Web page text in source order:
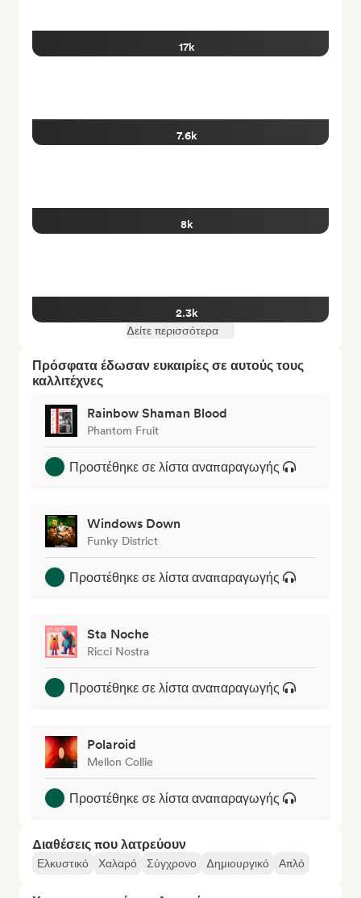
17k
7.6k
8k
2.3k
Δείτε περισσότερα
Πρόσφατα έδωσαν ευκαιρίες σε αυτούς τους
καλλιτέχνες
Rainbow Shaman Blood
Phantom Fruit
Προστέθηκε σε λίστα αναπαραγωγής
Windows Down
Funky District
Προστέθηκε σε λίστα αναπαραγωγής
Sta Noche
Ricci Nostra
Προστέθηκε σε λίστα αναπαραγωγής
Polaroid
Mellon Collie
Προστέθηκε σε λίστα αναπαραγωγής
Διαθέσεις που λατρεύουν
Ελκυστικό Χαλαρό Σύγχρονο Δημιουργικό Απλό